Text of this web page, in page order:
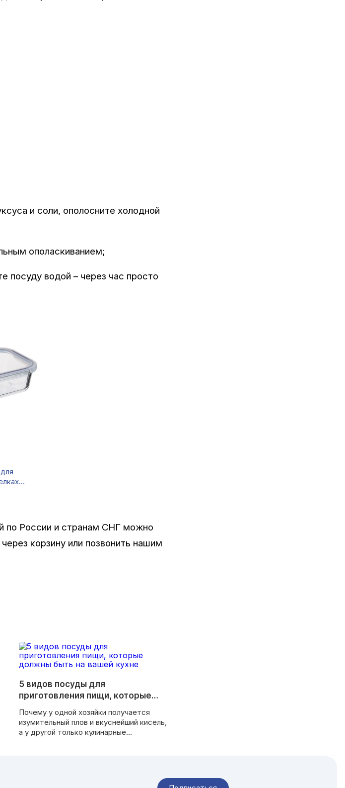
и соли, ополосните холодной
ополаскиванием;
посуду водой – через час просто
по России и странам СНГ можно
корзину или позвонить нашим
5 видов посуды для
приготовления пищи, которые
Почему у одной хозяйки получается
изумительный плов и вкуснейший кисель,
а у другой только кулинарные
посуде. Оказывается, то что идеально